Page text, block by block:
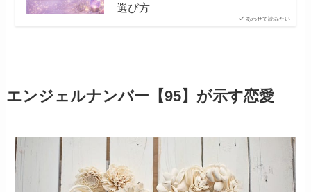
あわせて読みたい
選び方
エンジェルナンバー【95】が示す恋愛